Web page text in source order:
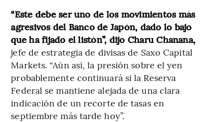
“Este debe ser uno de los movimientos más
agresivos del Banco de Japón, dado lo bajo
que ha fijado el listón”, dijo Charu Chanana,
jefe de estrategia de divisas de Saxo Capital
Markets. “Aún así, la presión sobre el yen
probablemente continuará si la Reserva
Federal se mantiene alejada de una clara
indicación de un recorte de tasas en
septiembre más tarde hoy”.